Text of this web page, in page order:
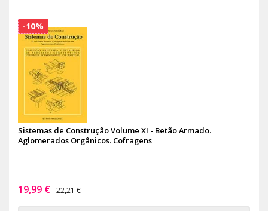
Sistemas de Construção Volume XI - Betão Armado.
Aglomerados Orgânicos. Cofragens
19,99 € 22,21 €
-10%